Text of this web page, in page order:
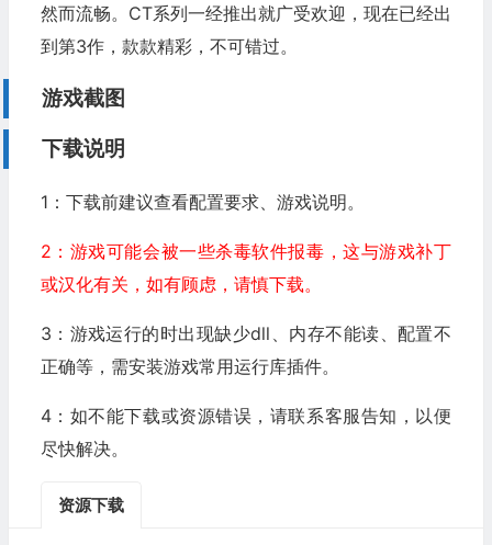
然而流畅。CT系列一经推出就广受欢迎，现在已经出
到第3作，款款精彩，不可错过。
游戏截图
下载说明
1：下载前建议查看配置要求、游戏说明。
2：游戏可能会被一些杀毒软件报毒，这与游戏补丁
或汉化有关，如有顾虑，请慎下载。
3：游戏运行的时出现缺少dll、内存不能读、配置不
正确等，需安装游戏常用运行库插件。
4：如不能下载或资源错误，请联系客服告知，以便
尽快解决。
资源下载